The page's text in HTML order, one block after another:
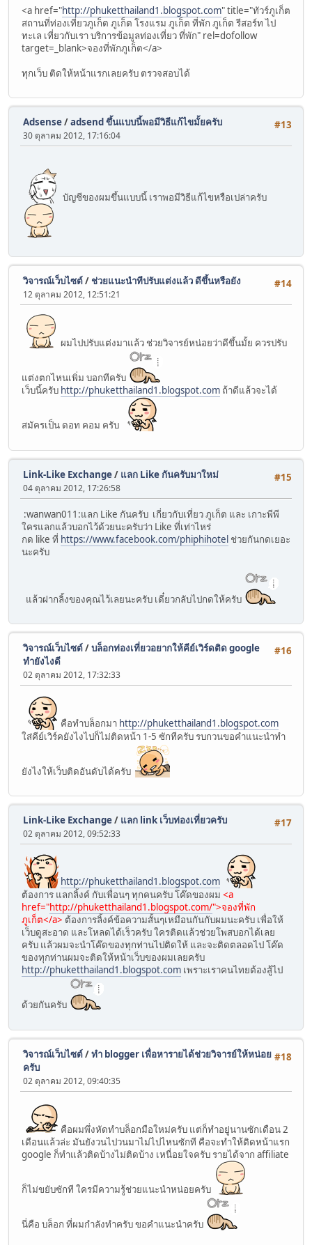
<a href="http://phuketthailand1.blogspot.com" title="ทัวร์ภูเก็ต
สถานที่ท่องเที่ยวภูเก็ต ภูเก็ต โรงแรม ภูเก็ต ที่พัก ภูเก็ต รีสอร์ท ไป
ทะเล เที่ยวกับเรา บริการข้อมูลท่องเที่ยว ที่พัก" rel=dofollow
target=_blank>จองที่พักภูเก็ต</a>
ทุกเว็บ ติดให้หน้าแรกเลยครับ ตรวจสอบได้
#13
Adsense/adsend ขึ้นแบบนี้พอมีวิธีแก้ไขมั้ยครับ
30 ตุลาคม 2012, 17:16:04
บัญชีของผมขึ้นแบบนี้ เราพอมีวิธีแก้ไขหรือเปล่าครับ
#14
วิจารณ์เว็บไซต์/ ช่วยแนะนำทีปรับแต่งแล้ว ดีขึ้นหรือยัง
12 ตุลาคม 2012, 12:51:21
ผมไปปรับแต่งมาแล้ว ช่วยวิจารย์หน่อยว่าดีขึ้นมั้ย ควรปรับ
แต่งตกไหนเพิ่ม บอกทีครับ
เว็บนี้ครับ http://phuketthailand1.blogspot.com ถ้าดีแล้วจะได้
สมัครเป็น ดอท คอม ครับ
#15
Link-Like Exchange/ แลก Like กันครับมาใหม่
04 ตุลาคม 2012, 17:26:58
:wanwan011:แลก Like กันครับ เกี่ยวกับเที่ยว ภูเก็ต และ เกาะพีพี
ใครแลกแล้วบอกไว้ด้วยนะครับว่า Like ที่เท่าไหร่
กด like ที่ https://www.facebook.com/phiphihotel ช่วยกันกดเยอะ
นะครับ
แล้วฝากลิ้งของคุณไว้เลยนะครับ เดี๋ยวกลับไปกดให้ครับ
#16
วิจารณ์เว็บไซต์/บล็อกท่องเที่ยวอยากให้คีย์เวิร์ดติด google
ทำยังไงดี
02 ตุลาคม 2012, 17:32:33
คือทำบล็อกมา http://phuketthailand1.blogspot.com
ใส่คีย์เวิร์คยังไงไปก็ไม่ติดหน้า 1-5 ซักทีครับ รบกวนขอคำแนะนำทำ
ยังไงให้เว็บติดอันดับได้ครับ
#17
Link-Like Exchange/ แลก link เว็บท่องเที่ยวครับ
02 ตุลาคม 2012, 09:52:33
http://phuketthailand1.blogspot.com
ต้องการ แลกลิ้งค์ กับเพื่อนๆ ทุกคนครับ โค๊ดของผม <a
href="http://phuketthailand1.blogspot.com/">จองที่พัก
ภูเก็ต</a> ต้องการลิ้งค์ข้อความสั้นๆเหมือนกันกับผมนะครับ เพื่อให้
เว็บดูสะอาด และโหลดได้เร็วครับ ใครติดแล้วช่วยโพสบอกได้เลย
ครับ แล้วผมจะนำโค๊ดของทุกท่านไปติดให้ และจะติดตลอดไป โค๊ด
ของทุกท่านผมจะติดให้หน้าเว็บของผมเลยครับ
http://phuketthailand1.blogspot.com เพราะเราคนไทยต้องสู้ไป
ด้วยกันครับ
#18
วิจารณ์เว็บไซต์/ทำ blogger เพื่อหารายได้ช่วยวิจารย์ให้หน่อย
ครับ
02 ตุลาคม 2012, 09:40:35
คือผมพึ่งหัดทำบล็อกมือใหม่ครับ แต่ก็ทำอยู่นานซักเดือน 2
เดือนแล้วล่ะ มันยังวนไปวนมาไม่ไปไหนซักที คือจะทำให้ติดหน้าแรก
google ก็ทำแล้วติดบ้างไม่ติดบ้าง เหนื่อยใจครับ รายได้จาก affiliate
ก็ไม่ขยับซักที ใครมีความรู้ช่วยแนะนำหน่อยครับ
นี่คือ บล็อก ที่ผมกำลังทำครับ ขอคำแนะนำครับ